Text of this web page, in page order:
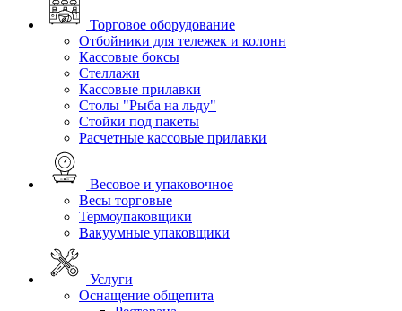
Торговое оборудование
Отбойники для тележек и колонн
Кассовые боксы
Стеллажи
Кассовые прилавки
Столы "Рыба на льду"
Стойки под пакеты
Расчетные кассовые прилавки
Весовое и упаковочное
Весы торговые
Термоупаковщики
Вакуумные упаковщики
Услуги
Оснащение общепита